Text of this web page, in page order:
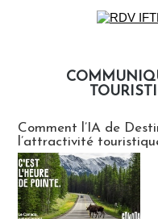
Comment l’IA de
l’attractivité